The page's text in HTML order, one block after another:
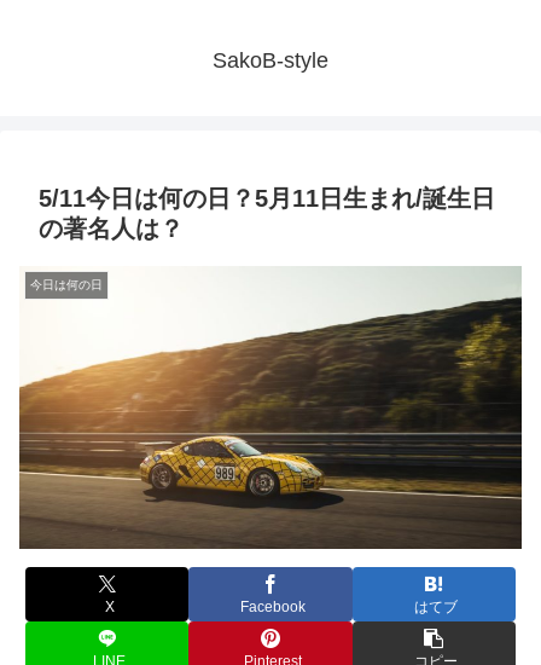
SakoB-style
5/11今日は何の日？5月11日生まれ/誕生日
の著名人は？
今日は何の日
X Facebook はてブ